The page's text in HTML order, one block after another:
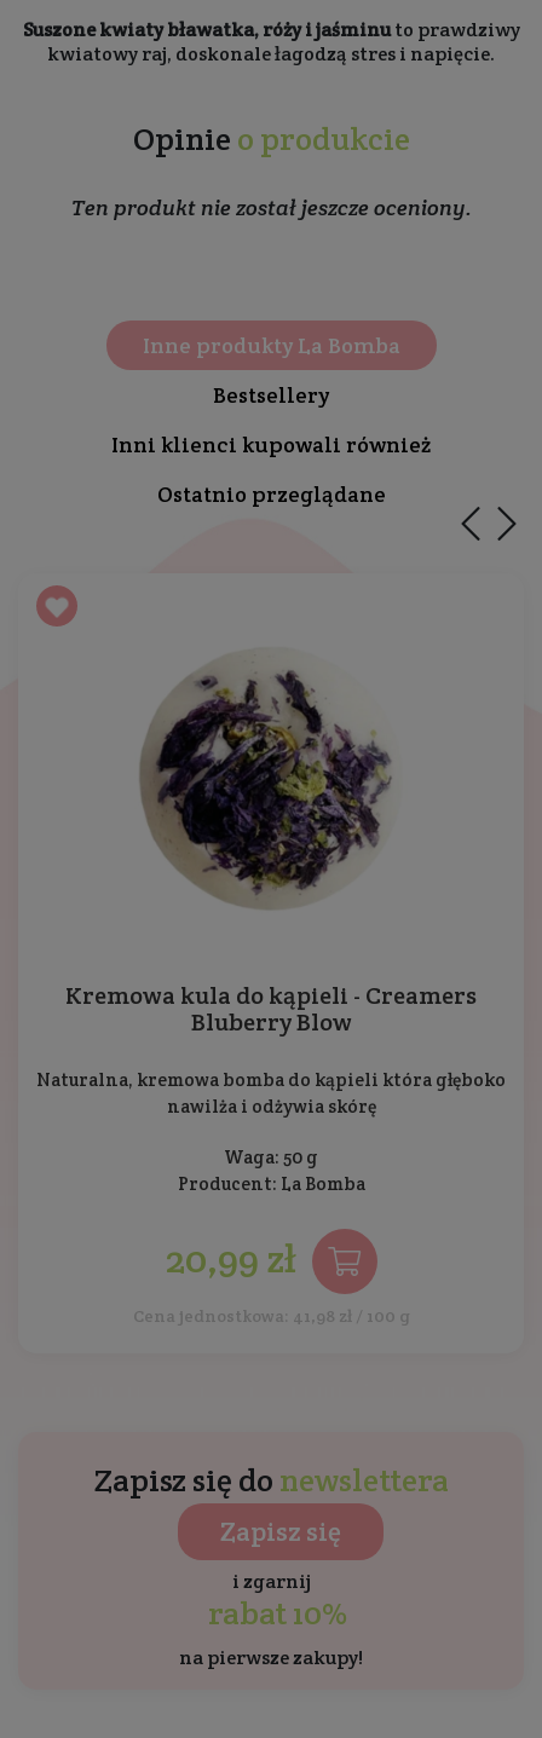
Suszone kwiaty bławatka, róży i jaśminuto prawdziwy
kwiatowy raj, doskonale łagodzą stres i napięcie.
Opinie o produkcie
Ten produkt nie został jeszcze oceniony.
Inne produkty La Bomba
Bestsellery
Inni klienci kupowali również
Ostatnio przeglądane
Kremowa kula do kąpieli - Creamers
Bluberry Blow
Naturalna, kremowa bomba do kąpieli która głęboko
nawilża i odżywia skórę
Waga: 50 g
Producent: La Bomba
20,99 zł
Cena jednostkowa: 41,98 zł / 100 g
Zapisz się do newslettera
Zapisz się
i zgarnij
rabat 10%
na pierwsze zakupy!